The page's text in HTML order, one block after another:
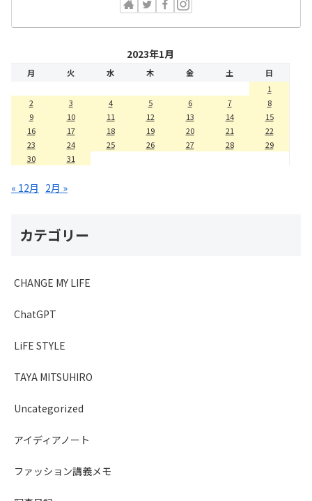
2023年1月
月 火 水 木 金 土
日
1
2
3 4 5 6 7
8
9
10 11 12 13 14
15
16
17 18 19 20 21
22
23
24 25 26 27 28
29
30
31
« 12月 2月 »
カテゴリー
CHANGE MY LIFE
ChatGPT
LiFE STYLE
TAYA MITSUHIRO
Uncategorized
アイディアノート
ファッション講義メモ